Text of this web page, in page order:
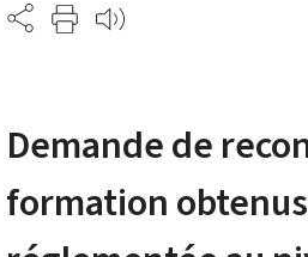
Partage
Demande de
formation